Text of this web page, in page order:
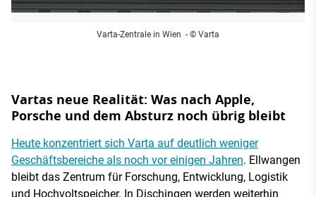
Varta-Zentrale in Wien - © Varta
Vartas neue Realität: Was nach Apple,
Porsche und dem Absturz noch übrig bleibt
Heute konzentriert sich Varta auf deutlich weniger
Geschäftsbereiche als noch vor einigen Jahren. Ellwangen
bleibt das Zentrum für Forschung, Entwicklung, Logistik
und Hochvoltspeicher. In Dischingen werden weiterhin